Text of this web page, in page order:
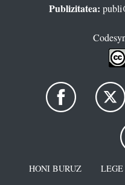
Publizitatea:
HONI BURUZ